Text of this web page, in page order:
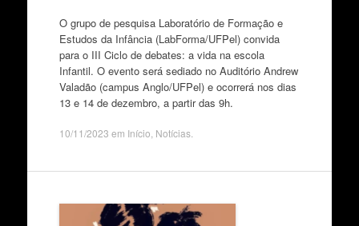
O grupo de pesquisa Laboratório de Formação e
Estudos da Infância (LabForma/UFPel) convida
para o III Ciclo de debates: a vida na escola
Infantil. O evento será sediado no Auditório Andrew
Valadão (campus Anglo/UFPel) e ocorrerá nos dias
13 e 14 de dezembro, a partir das 9h.
10/11/2023 em Início Notícias.